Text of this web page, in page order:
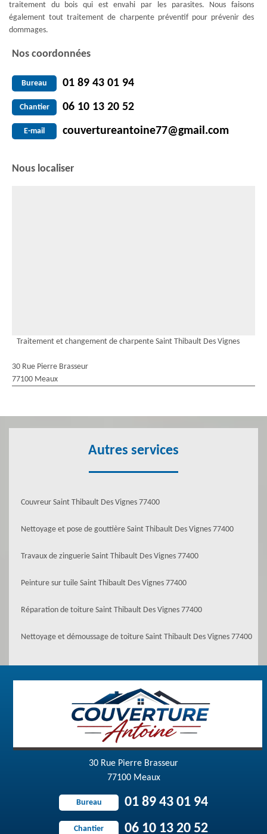
traitement du bois qui est envahi par les parasites. Nous faisons
également tout traitement de charpente préventif pour prévenir des
dommages.
Nos coordonnées
Bureau 01 89 43 01 94
Chantier 06 10 13 20 52
E-mail couvertureantoine77@gmail.com
Nous localiser
Traitement et changement de charpente Saint Thibault Des Vignes
30 Rue Pierre Brasseur
77100 Meaux
Autres services
Couvreur Saint Thibault Des Vignes 77400
Nettoyage et pose de gouttière Saint Thibault Des Vignes 77400
Travaux de zinguerie Saint Thibault Des Vignes 77400
Peinture sur tuile Saint Thibault Des Vignes 77400
Réparation de toiture Saint Thibault Des Vignes 77400
Nettoyage et démoussage de toiture Saint Thibault Des Vignes 77400
30 Rue Pierre Brasseur
77100 Meaux
Bureau 01 89 43 01 94
Chantier 06 10 13 20 52